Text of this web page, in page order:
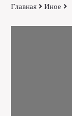
Главная Иное